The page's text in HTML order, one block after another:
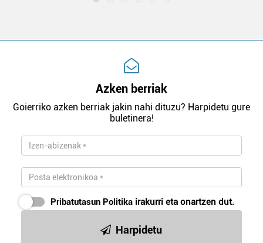
Azken berriak
Goierriko azken berriak jakin nahi dituzu? Harpidetu gure
buletinera!
Pribatutasun Politika irakurri eta onartzen dut.
Harpidetu